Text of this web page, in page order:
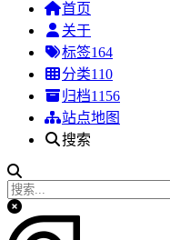
首页
关于
标签164
分类110
归档1156
站点地图
搜索